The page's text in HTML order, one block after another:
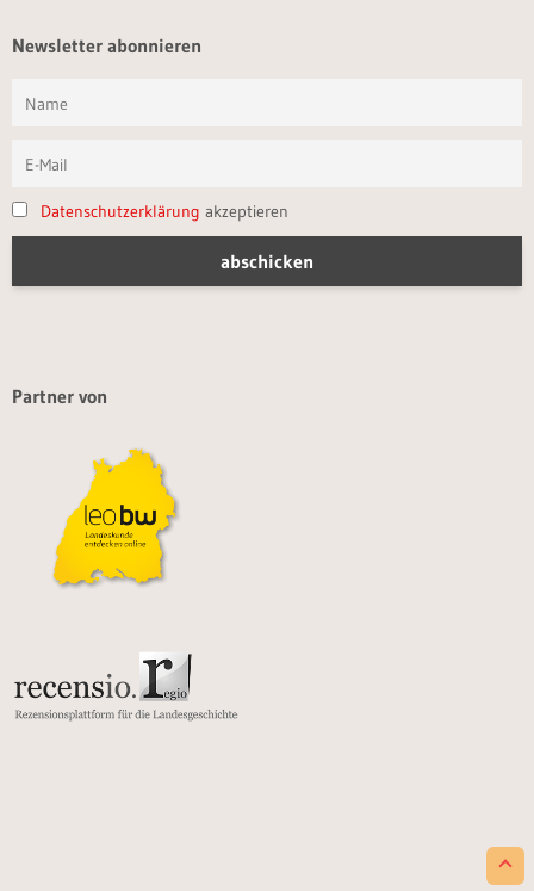
Newsletter abonnieren
Datenschutzerklärung akzeptieren
Partner von